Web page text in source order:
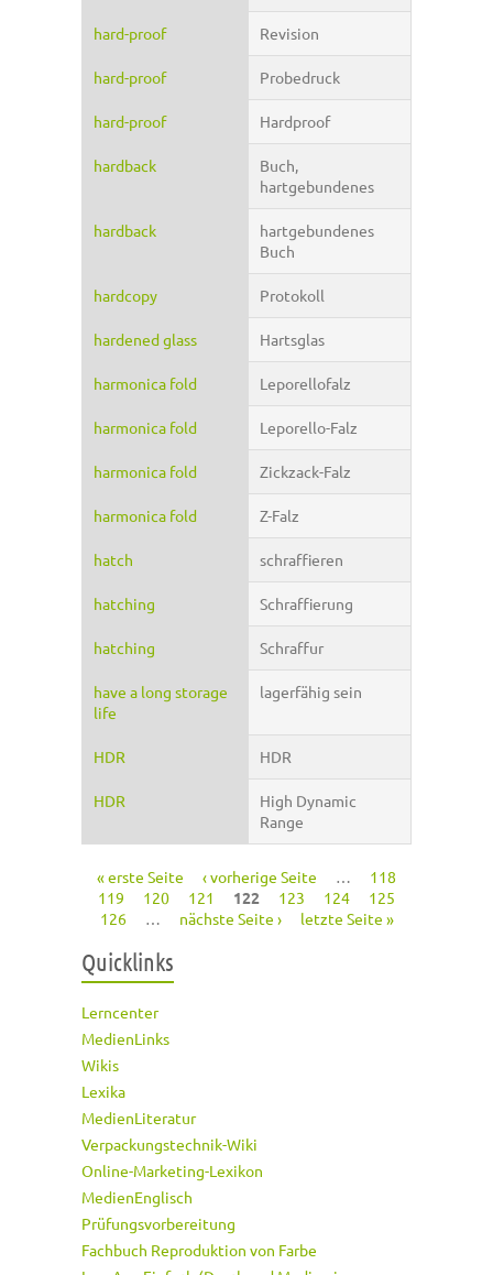
hard-proof Revision
hard-proof Probedruck
hard-proof Hardproof
hardback
Buch,
hartgebundenes
hardback
hartgebundenes
Buch
hardcopy Protokoll
hardened glass Hartsglas
harmonica fold Leporellofalz
harmonica fold Leporello-Falz
harmonica fold Zickzack-Falz
harmonica fold Z-Falz
hatch schraffieren
hatching Schraffierung
hatching Schraffur
have a long storage
life
lagerfähig sein
HDR HDR
HDR
High Dynamic
Range
Seiten
« erste Seite ‹ vorherige Seite …
118
119
120 121 122 123 124
125
126
… nächste Seite › letzte Seite »
Quicklinks
Lerncenter
MedienLinks
Wikis
Lexika
MedienLiteratur
Verpackungstechnik-Wiki
Online-Marketing-Lexikon
MedienEnglisch
Prüfungsvorbereitung
Fachbuch Reproduktion von Farbe